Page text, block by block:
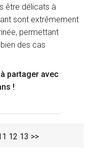
être délicats à
sont extrêmement
permettant
des cas
partager avec
!
12 13 >>